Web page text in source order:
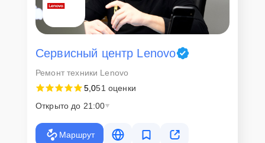
Сервисный центр Lenovo
Ремонт техники Lenovo
5,051 оценки
Открыто до 21:00
Маршрут